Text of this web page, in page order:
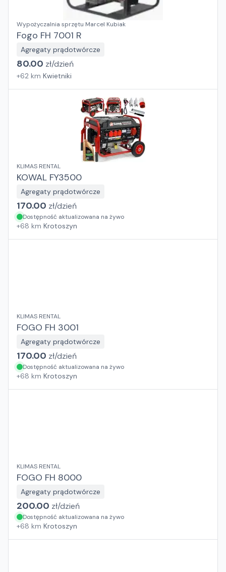
Wypożyczalnia sprzętu Marcel Kubiak
Fogo FH 7001 R
Agregaty prądotwórcze
80.00 zł/dzień
+62 km Kwietniki
KLIMAS RENTAL
KOWAL FY3500
Agregaty prądotwórcze
170.00 zł/dzień
Dostępność aktualizowana na żywo
+68 km Krotoszyn
KLIMAS RENTAL
FOGO FH 3001
Agregaty prądotwórcze
170.00 zł/dzień
Dostępność aktualizowana na żywo
+68 km Krotoszyn
KLIMAS RENTAL
FOGO FH 8000
Agregaty prądotwórcze
200.00 zł/dzień
Dostępność aktualizowana na żywo
+68 km Krotoszyn